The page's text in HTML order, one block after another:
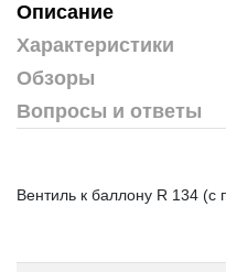
Описание
Характеристики
Обзоры
Вопросы и ответы
Вентиль к баллону R 134 (с